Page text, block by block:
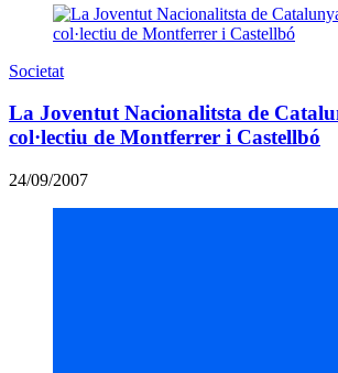
Societat
La Joventut Nacionalitsta de
col·lectiu de Montferrer i Castellbó
24/09/2007